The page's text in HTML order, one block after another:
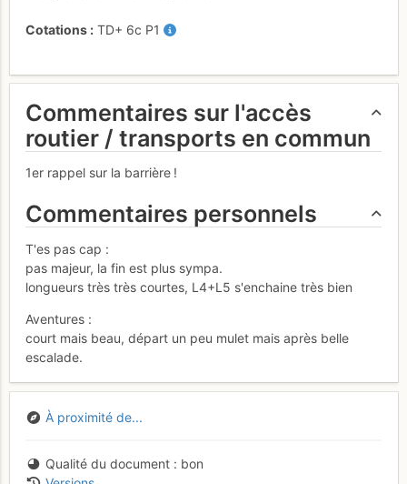
Cotations TD+ 6c P1
Commentaires sur l'accès
routier / transports en commun
1er rappel sur la barrière !
Commentaires personnels
T'es pas cap :
pas majeur, la fin est plus sympa.
longueurs très très courtes, L4+L5 s'enchaine très bien
Aventures :
court mais beau, départ un peu mulet mais après belle
escalade.
À proximité de...
Qualité du document
bon